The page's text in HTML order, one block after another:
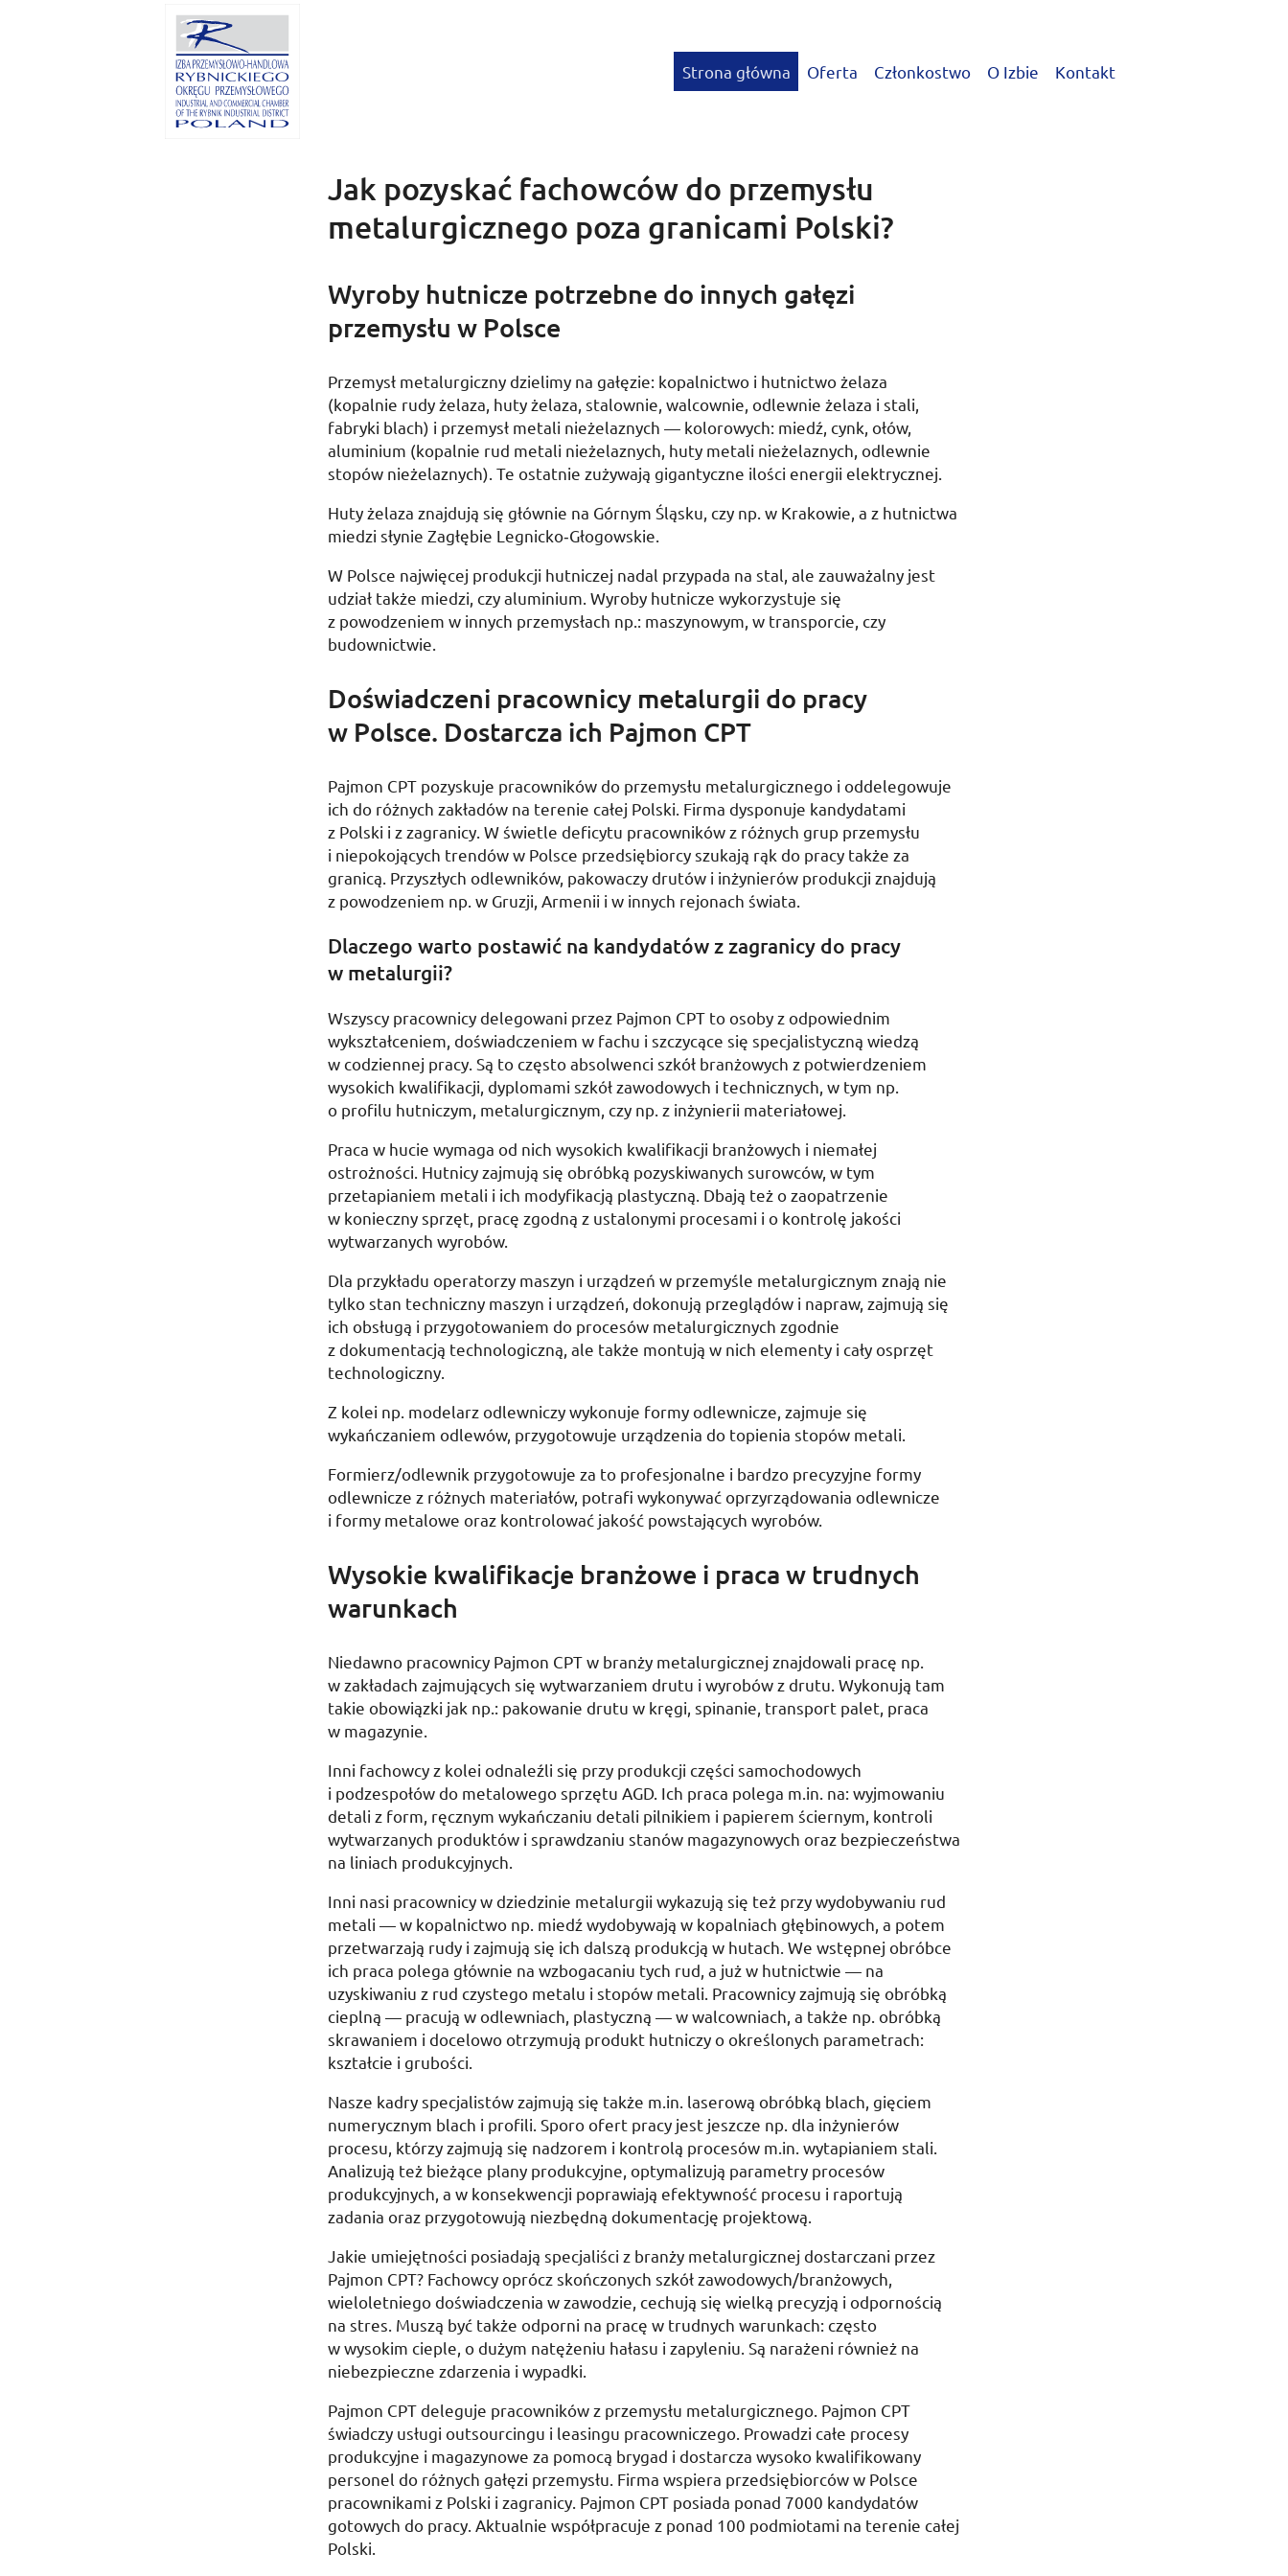
Strona główna Oferta Członkostwo O Izbie Kontakt
Jak pozyskać fachowców do przemysłu
metalurgicznego poza granicami Polski?
Wyroby hutnicze potrzebne do innych gałęzi
przemysłu w Polsce
Przemysł metalurgiczny dzielimy na gałęzie: kopalnictwo i hutnictwo żelaza
(kopalnie rudy żelaza, huty żelaza, stalownie, walcownie, odlewnie żelaza i stali,
fabryki blach) i przemysł metali nieżelaznych — kolorowych: miedź, cynk, ołów,
aluminium (kopalnie rud metali nieżelaznych, huty metali nieżelaznych, odlewnie
stopów nieżelaznych). Te ostatnie zużywają gigantyczne ilości energii elektrycznej.
Huty żelaza znajdują się głównie na Górnym Śląsku, czy np. w Krakowie, a z hutnictwa
miedzi słynie Zagłębie Legnicko­‑Głogowskie.
W Polsce najwięcej produkcji hutniczej nadal przypada na stal, ale zauważalny jest
udział także miedzi, czy aluminium. Wyroby hutnicze wykorzystuje się
z powodzeniem w innych przemysłach np. : maszynowym, w transporcie, czy
budownictwie.
Doświadczeni pracownicy metalurgii do pracy
w Polsce. Dostarcza ich Pajmon CPT
Pajmon CPT pozyskuje pracowników do przemysłu metalurgicznego i oddelegowuje
ich do różnych zakładów na terenie całej Polski. Firma dysponuje kandydatami
z Polski i z zagranicy. W świetle deficytu pracowników z różnych grup przemysłu
i niepokojących trendów w Polsce przedsiębiorcy szukają rąk do pracy także za
granicą. Przyszłych odlewników, pakowaczy drutów i inżynierów produkcji znajdują
z powodzeniem np. w Gruzji, Armenii i w innych rejonach świata.
Dlaczego warto postawić na kandydatów z zagranicy do pracy
w metalurgii?
Wszyscy pracownicy delegowani przez Pajmon CPT to osoby z odpowiednim
wykształceniem, doświadczeniem w fachu i szczycące się specjalistyczną wiedzą
w codziennej pracy. Są to często absolwenci szkół branżowych z potwierdzeniem
wysokich kwalifikacji, dyplomami szkół zawodowych i technicznych, w tym np.
o profilu hutniczym, metalurgicznym, czy np. z inżynierii materiałowej.
Praca w hucie wymaga od nich wysokich kwalifikacji branżowych i niemałej
ostrożności. Hutnicy zajmują się obróbką pozyskiwanych surowców, w tym
przetapianiem metali i ich modyfikacją plastyczną. Dbają też o zaopatrzenie
w konieczny sprzęt, pracę zgodną z ustalonymi procesami i o kontrolę jakości
wytwarzanych wyrobów.
Dla przykładu operatorzy maszyn i urządzeń w przemyśle metalurgicznym znają nie
tylko stan techniczny maszyn i urządzeń, dokonują przeglądów i napraw, zajmują się
ich obsługą i przygotowaniem do procesów metalurgicznych zgodnie
z dokumentacją technologiczną, ale także montują w nich elementy i cały osprzęt
technologiczny.
Z kolei np. modelarz odlewniczy wykonuje formy odlewnicze, zajmuje się
wykańczaniem odlewów, przygotowuje urządzenia do topienia stopów metali.
Formierz/odlewnik przygotowuje za to profesjonalne i bardzo precyzyjne formy
odlewnicze z różnych materiałów, potrafi wykonywać oprzyrządowania odlewnicze
i formy metalowe oraz kontrolować jakość powstających wyrobów.
Wysokie kwalifikacje branżowe i praca w trudnych
warunkach
Niedawno pracownicy Pajmon CPT w branży metalurgicznej znajdowali pracę np.
w zakładach zajmujących się wytwarzaniem drutu i wyrobów z drutu. Wykonują tam
takie obowiązki jak np. : pakowanie drutu w kręgi, spinanie, transport palet, praca
w magazynie.
Inni fachowcy z kolei odnaleźli się przy produkcji części samochodowych
i podzespołów do metalowego sprzętu AGD . Ich praca polega m.in. na: wyjmowaniu
detali z form, ręcznym wykańczaniu detali pilnikiem i papierem ściernym, kontroli
wytwarzanych produktów i sprawdzaniu stanów magazynowych oraz bezpieczeństwa
na liniach produkcyjnych.
Inni nasi pracownicy w dziedzinie metalurgii wykazują się też przy wydobywaniu rud
metali — w kopalnictwo np. miedź wydobywają w kopalniach głębinowych, a potem
przetwarzają rudy i zajmują się ich dalszą produkcją w hutach. We wstępnej obróbce
ich praca polega głównie na wzbogacaniu tych rud, a już w hutnictwie — na
uzyskiwaniu z rud czystego metalu i stopów metali. Pracownicy zajmują się obróbką
cieplną — pracują w odlewniach, plastyczną — w walcowniach, a także np. obróbką
skrawaniem i docelowo otrzymują produkt hutniczy o określonych parametrach:
kształcie i grubości.
Nasze kadry specjalistów zajmują się także m.in. laserową obróbką blach, gięciem
numerycznym blach i profili. Sporo ofert pracy jest jeszcze np. dla inżynierów
procesu, którzy zajmują się nadzorem i kontrolą procesów m.in. wytapianiem stali.
Analizują też bieżące plany produkcyjne, optymalizują parametry procesów
produkcyjnych, a w konsekwencji poprawiają efektywność procesu i raportują
zadania oraz przygotowują niezbędną dokumentację projektową.
Jakie umiejętności posiadają specjaliści z branży metalurgicznej dostarczani przez
Pajmon CPT? Fachowcy oprócz skończonych szkół zawodowych/branżowych,
wieloletniego doświadczenia w zawodzie, cechują się wielką precyzją i odpornością
na stres. Muszą być także odporni na pracę w trudnych warunkach: często
w wysokim cieple, o dużym natężeniu hałasu i zapyleniu. Są narażeni również na
niebezpieczne zdarzenia i wypadki.
Pajmon CPT deleguje pracowników z przemysłu metalurgicznego. Pajmon CPT
świadczy usługi outsourcingu i leasingu pracowniczego. Prowadzi całe procesy
produkcyjne i magazynowe za pomocą brygad i dostarcza wysoko kwalifikowany
personel do różnych gałęzi przemysłu. Firma wspiera przedsiębiorców w Polsce
pracownikami z Polski i zagranicy. Pajmon CPT posiada ponad 7000 kandydatów
gotowych do pracy. Aktualnie współpracuje z ponad 100 podmiotami na terenie całej
Polski.